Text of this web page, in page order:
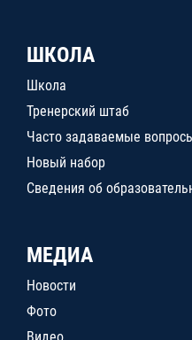
ШКОЛА
Школа
Тренерский штаб
Часто задаваемые
Новый набор
Сведения об
МЕДИА
Новости
Фото